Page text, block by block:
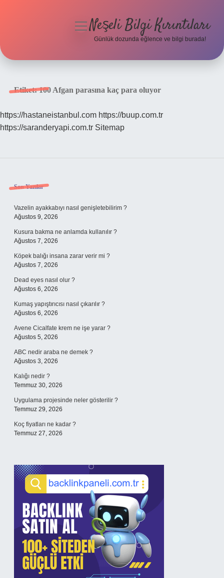
Hakkımızda
menüyüNeşeli Bilgi Kırıntıları
Günlük dozunda eğlence ve bilgi burada!
Etiket:100 Afgan parasına kaç para oluyor
https://hastaneistanbul.com https://buup.com.tr
https://saranderyapi.com.tr Sitemap
Sidebar
Son Yazılar
Vazelin ayakkabıyı nasıl genişletebilirim ?
Ağustos 9, 2026
Kusura bakma ne anlamda kullanılır ?
Ağustos 7, 2026
Köpek balığı insana zarar verir mi ?
Ağustos 7, 2026
Dead eyes nasıl olur ?
Ağustos 6, 2026
Kumaş yapıştırıcısı nasıl çıkarılır ?
Ağustos 6, 2026
Avene Cicalfate krem ne işe yarar ?
Ağustos 5, 2026
ABC nedir araba ne demek ?
Ağustos 3, 2026
Kalığı nedir ?
Temmuz 30, 2026
Uygulama projesinde neler gösterilir ?
Temmuz 29, 2026
Koç fiyatları ne kadar ?
Temmuz 27, 2026